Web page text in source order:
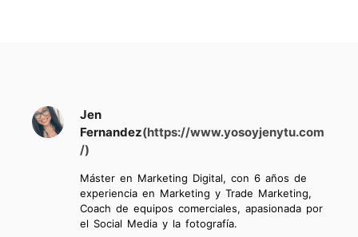
Jen
Fernandez(https://www.yosoyjenytu.com
/)
Máster en Marketing Digital, con 6 años de
experiencia en Marketing y Trade Marketing,
Coach de equipos comerciales, apasionada por
el Social Media y la fotografía.